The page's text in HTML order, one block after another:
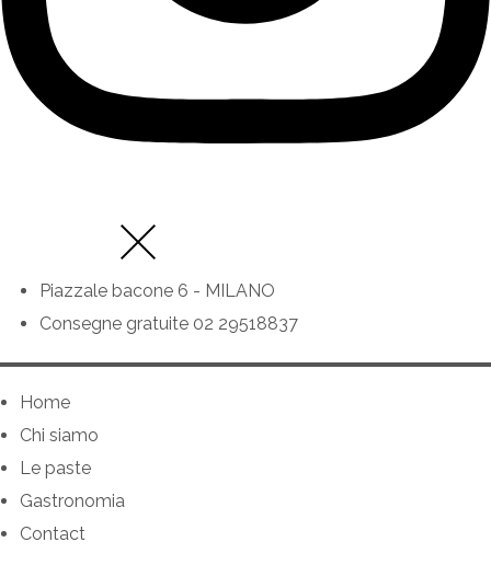
Piazzale bacone 6 - MILANO
Consegne gratuite 02 29518837
Home
Chi siamo
Le paste
Gastronomia
Contact